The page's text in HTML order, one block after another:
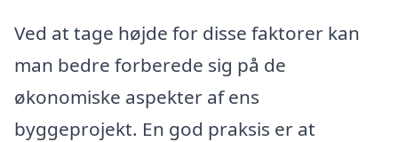
Ved at tage højde for disse faktorer kan
man bedre forberede sig på de
økonomiske aspekter af ens
byggeprojekt. En god praksis er at